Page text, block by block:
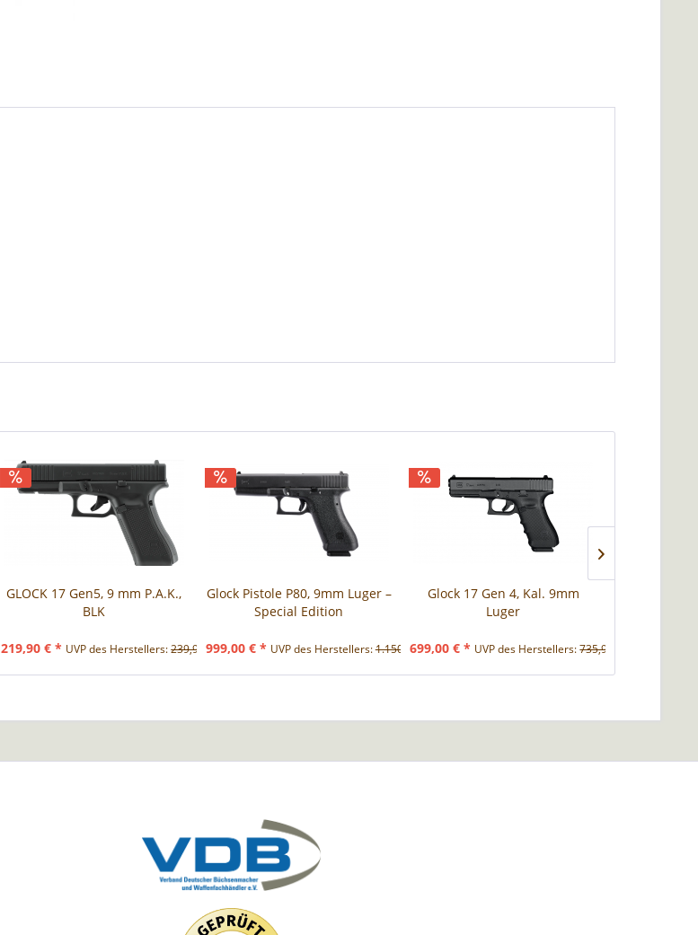
GLOCK 17 Gen5, 9 mm P.A.K.,
BLK
219,90 € * UVP des Herstellers:239,90 € *
Glock Pistole P80, 9mm Luger –
Special Edition
999,00 € * UVP des Herstellers:1.150,00 € *
Glock 17 Gen 4, Kal. 9mm
Luger
699,00 € * UVP des Herstellers:735,99 € *